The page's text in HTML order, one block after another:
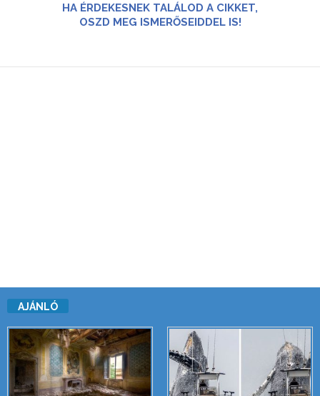
HA ÉRDEKESNEK TALÁLOD A CIKKET,
OSZD MEG ISMERŐSEIDDEL IS!
AJÁNLÓ